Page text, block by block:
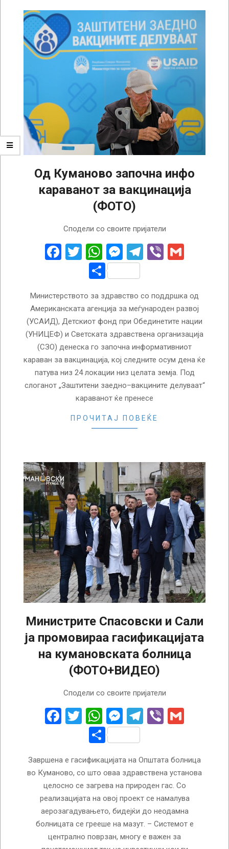
Од Куманово започна инфо
караванот за вакцинација
(ФОТО)
Сподели со своите пријатели
Facebook
Twitter
WhatsApp
Messenger
Telegram
Viber
Share
Министерството за здравство со поддршка од
Американската агенција за меѓународен развој
(УСАИД), Детскиот фонд при Обединетите нации
(УНИЦЕФ) и Светската здравствена организација
(СЗО) денеска го започна информативниот
караван за вакцинација, кој следните осум дена ќе
патува низ 24 локации низ целата земја. Под
слоганот „Заштитени заедно–вакцините делуваат“
караванот ќе пренесе
ПРОЧИТАЈ ПОВЕЌЕ
Министрите Спасовски и Сали
ја промовираа гасификацијата
на кумановската болница
(ФОТО+ВИДЕО)
Сподели со своите пријатели
Facebook
Twitter
WhatsApp
Messenger
Telegram
Viber
Share
Завршена е гасификацијата на Општата болница
во Куманово, со што оваа здравствена установа
целосно се загрева на природен гас. Со
реализацијата на овој проект се намалува
аерозагадувањето, бидејќи до неодамна
болницата се грееше на мазут. – Системот е
централно поврзан, многу е важен за